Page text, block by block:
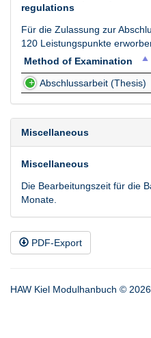
regulations
Für die Zulassung zur
120 Leistungspunkte
Method of Examination
Method of Examination
Abschlussarbeit (Thesis)
Miscellaneous
Miscellaneous
Die Bearbeitungszeit für die
Monate.
PDF-Export
HAW Kiel Modulhanbuch ©